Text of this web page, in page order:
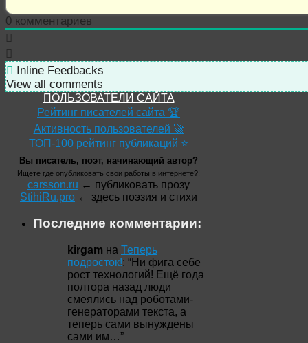
0 комментариев
Inline Feedbacks
View all comments
ПОЛЬЗОВАТЕЛИ САЙТА
Рейтинг писателей сайта 🏆
Активность пользователей 🚀
ТОП-100 рейтинг публикаций ⭐
Вы писатель, поэт, начинающий автор?
Ищете где опубликовать свои работы в интернете?!
carsson.ru ← публиковать прозу
StihiRu.pro ← здесь поэзия и стихи
Последние комментарии:
kirgam на Теперь
подросток!: “Ни фига себе
рост технологий! Ещё года
полтора назад люди
смеялись над роботами-
генераторами текста, а
теперь сами вынуждены
сами им…”